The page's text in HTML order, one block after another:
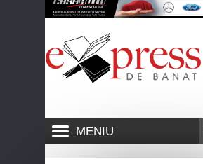
MENIU